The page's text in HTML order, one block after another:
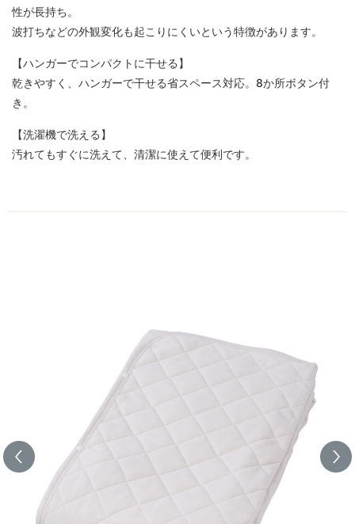
性が長持ち。
波打ちなどの外観変化も起こりにくいという特徴があります。
【ハンガーでコンパクトに干せる】
乾きやすく、ハンガーで干せる省スペース対応。8か所ボタン付
き。
【洗濯機で洗える】
汚れてもすぐに洗えて、清潔に使えて便利です。